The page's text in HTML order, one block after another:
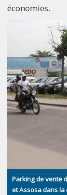
économies.
Parking de vente
et Assosa dans la